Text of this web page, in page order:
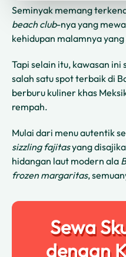
Seminyak memang
beach club-nya yang
kehidupan malamnya yang
Tapi selain itu, kawasan
salah satu spot terbaik di
berburu kuliner khas
rempah.
Mulai dari menu autentik
sizzling fajitasyang
hidangan laut modern ala
frozen margaritas,
Sewa
dengan